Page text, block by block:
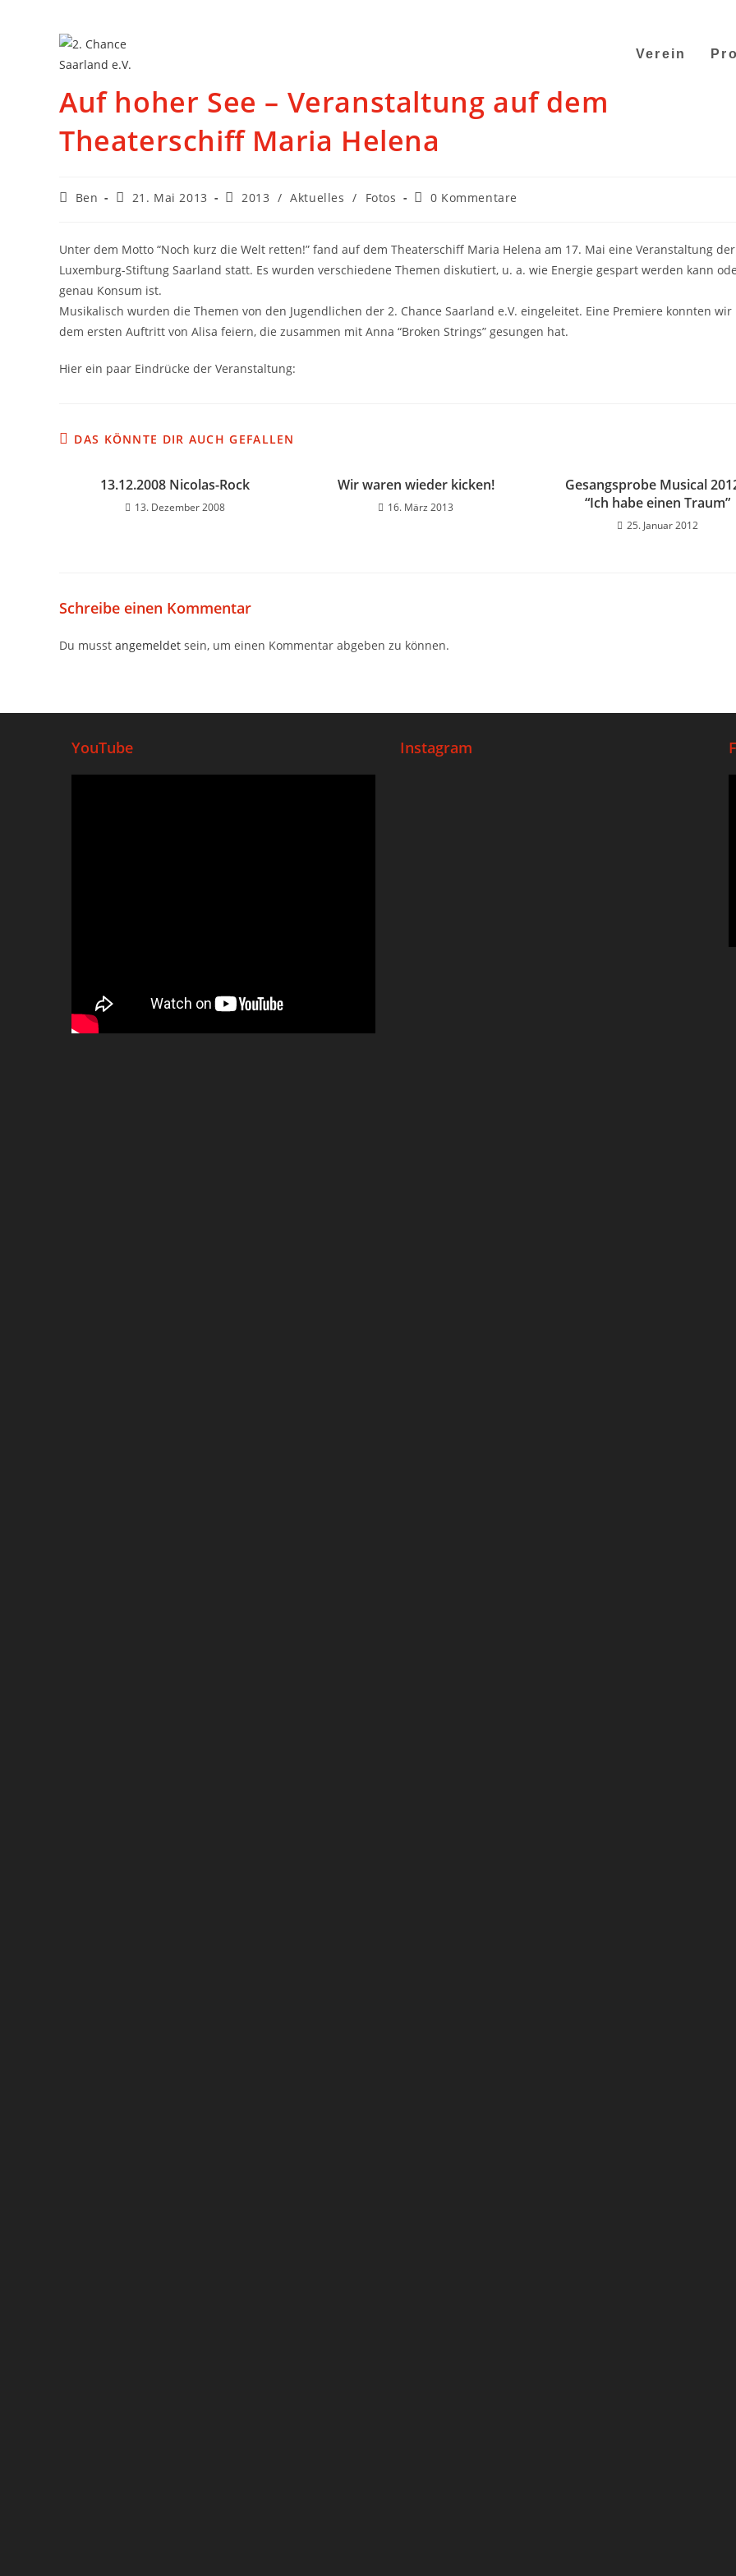
Verein
Auf hoher See – Veranstaltung auf dem
Theaterschiff Maria Helena
Ben 21. Mai 2013 2013 / Aktuelles / Fotos 0 Kommentare
Unter dem Motto “Noch kurz die Welt retten!” fand auf dem Theaterschiff Maria Helena am 17. Mai eine Veranstaltung der
Luxemburg-Stiftung Saarland statt. Es wurden verschiedene Themen diskutiert, u. a. wie Energie gespart werden kann
genau Konsum ist.
Musikalisch wurden die Themen von den Jugendlichen der 2. Chance Saarland e.V. eingeleitet. Eine Premiere konnten
dem ersten Auftritt von Alisa feiern, die zusammen mit Anna “Broken Strings” gesungen hat.
Hier ein paar Eindrücke der Veranstaltung:
DAS KÖNNTE DIR AUCH GEFALLEN
13.12.2008 Nicolas-Rock
13. Dezember 2008
Wir waren wieder kicken!
16. März 2013
Gesangsprobe Musical
“Ich habe einen Traum”
25. Januar 2012
Schreibe einen Kommentar
Du musst angemeldet sein, um einen Kommentar abgeben zu können.
YouTube Instagram